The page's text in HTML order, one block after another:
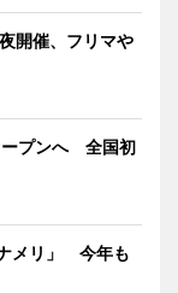
開催、フリマや
ープンへ 全国初
メリ」 今年も